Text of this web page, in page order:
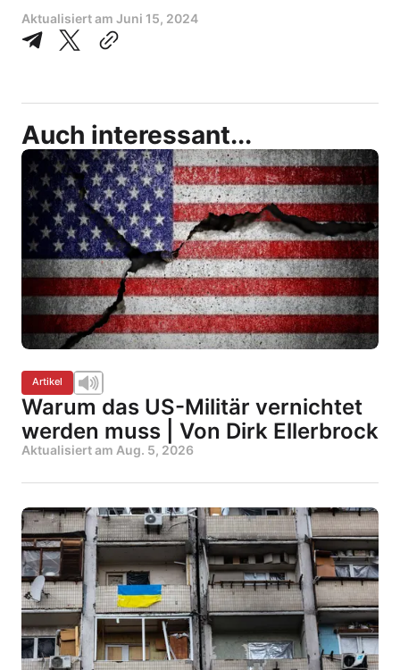
Aktualisiert am Juni 15, 2024
Auch interessant...
Artikel
Warum das US-Militär vernichtet
werden muss | Von Dirk Ellerbrock
Aktualisiert am Aug. 5, 2026